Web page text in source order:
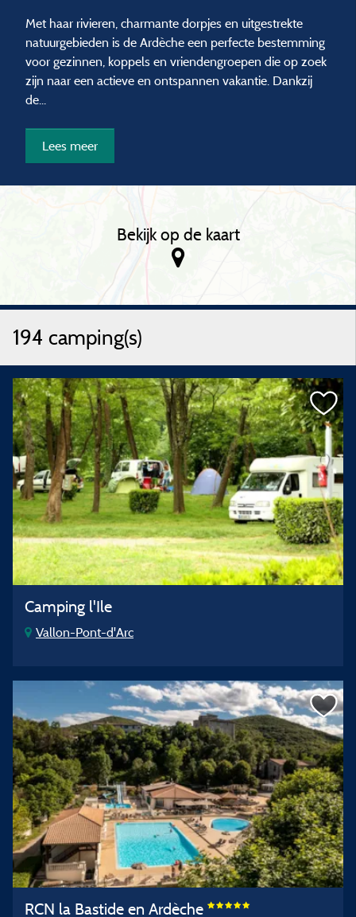
Met haar rivieren, charmante dorpjes en uitgestrekte
natuurgebieden is de Ardèche een perfecte bestemming
voor gezinnen, koppels en vriendengroepen die op zoek
zijn naar een actieve en ontspannen vakantie. Dankzij
de...
Lees meer
194 camping(s)
Camping l'Ile
Vallon-Pont-d'Arc
RCN la Bastide en Ardèche
Bekijk op de kaart